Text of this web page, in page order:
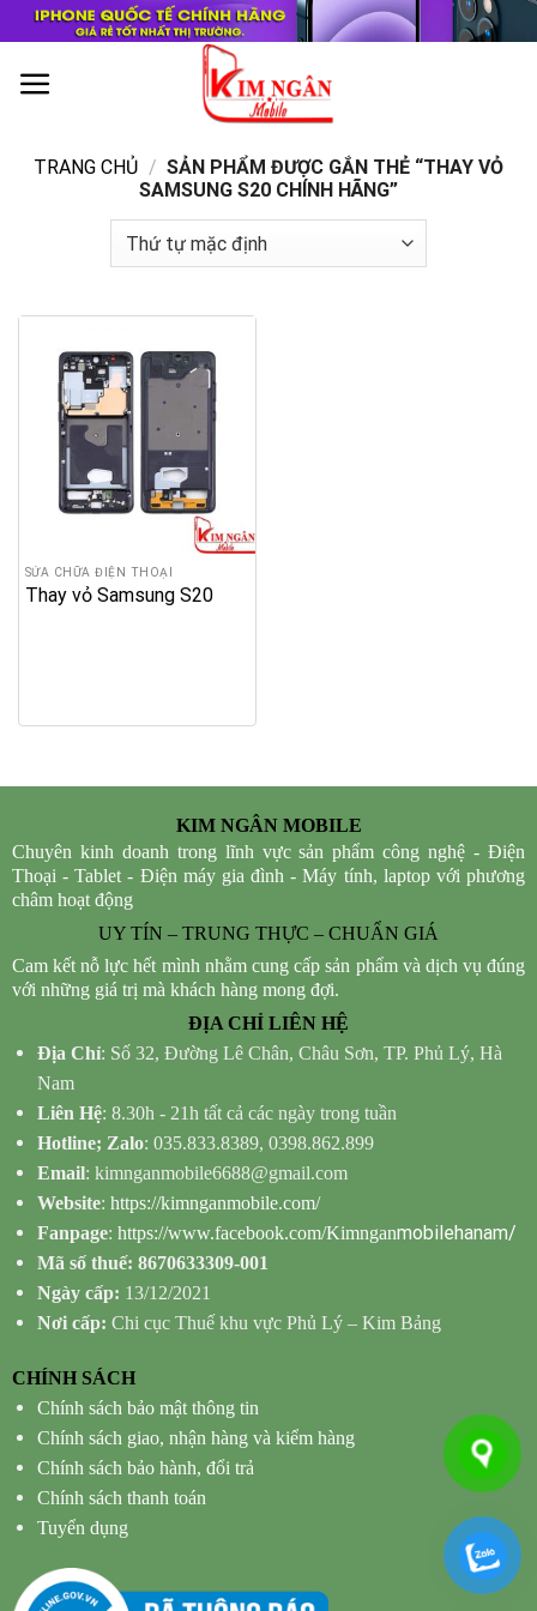
Skip
to
content
TRANG CHỦ / SẢN PHẨM ĐƯỢC GẮN THẺ “THAY VỎ
SAMSUNG S20 CHÍNH HÃNG”
SỬA CHỮA ĐIỆN THOẠI
Thay vỏ Samsung S20
KIM NGÂN MOBILE
Chuyên kinh doanh trong lĩnh vực sản phẩm công nghệ - Điện
Thoại - Tablet - Điện máy gia đình - Máy tính, laptop với phương
châm hoạt động
UY TÍN – TRUNG THỰC – CHUẨN GIÁ
Cam kết nỗ lực hết mình nhằm cung cấp sản phẩm và dịch vụ đúng
với những giá trị mà khách hàng mong đợi.
ĐỊA CHỈ LIÊN HỆ
Địa Chỉ: Số 32, Đường Lê Chân, Châu Sơn, TP. Phủ Lý, Hà
Nam
Liên Hệ: 8.30h - 21h tất cả các ngày trong tuần
Hotline; Zalo: 035.833.8389, 0398.862.899
Email: kimnganmobile6688@gmail.com
Website: https://kimnganmobile.com/
Fanpage: https://www.facebook.com/Kimnganmobilehanam/
Mã số thuế: 8670633309-001
Ngày cấp: 13/12/2021
Nơi cấp: Chi cục Thuế khu vực Phủ Lý – Kim Bảng
CHÍNH SÁCH
Chính sách bảo mật thông tin
Chính sách giao, nhận hàng và kiểm hàng
Chính sách bảo hành, đổi trả
Chính sách thanh toán
Tuyển dụng